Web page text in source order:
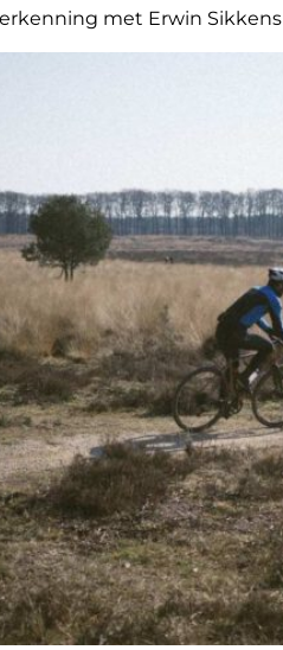
met Erwin Sikkens